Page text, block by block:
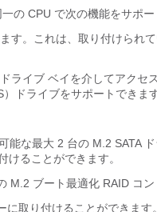
の CPU で次の機能をサポー
す。これは、取り付けられ
ライブ ベイを介してアクセ
ドライブをサポートできます
能な最大 2 台の M.2 SATA
ることができます。
M.2 ブート最適化 RAID コン
取り付けることができます。